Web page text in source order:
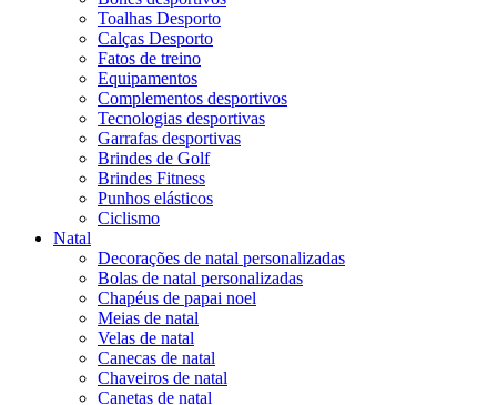
Toalhas Desporto
Calças Desporto
Fatos de treino
Equipamentos
Complementos desportivos
Tecnologias desportivas
Garrafas desportivas
Brindes de Golf
Brindes Fitness
Punhos elásticos
Ciclismo
Natal
Decorações de natal personalizadas
Bolas de natal personalizadas
Chapéus de papai noel
Meias de natal
Velas de natal
Canecas de natal
Chaveiros de natal
Canetas de natal